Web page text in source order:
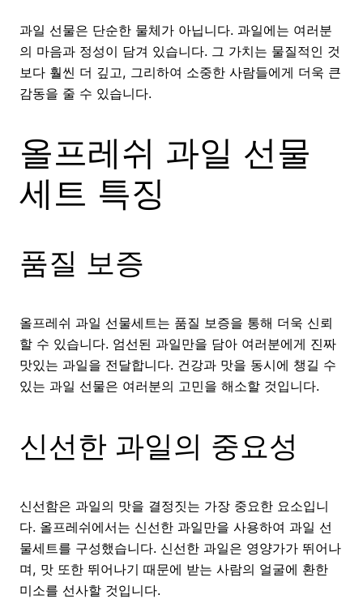
과일 선물은 단순한 물체가 아닙니다. 과일에는 여러분
의 마음과 정성이 담겨 있습니다. 그 가치는 물질적인 것
보다 훨씬 더 깊고, 그리하여 소중한 사람들에게 더욱 큰
감동을 줄 수 있습니다.
올프레쉬 과일 선물
세트 특징
품질 보증
올프레쉬 과일 선물세트는 품질 보증을 통해 더욱 신뢰
할 수 있습니다. 엄선된 과일만을 담아 여러분에게 진짜
맛있는 과일을 전달합니다. 건강과 맛을 동시에 챙길 수
있는 과일 선물은 여러분의 고민을 해소할 것입니다.
신선한 과일의 중요성
신선함은 과일의 맛을 결정짓는 가장 중요한 요소입니
다. 올프레쉬에서는 신선한 과일만을 사용하여 과일 선
물세트를 구성했습니다. 신선한 과일은 영양가가 뛰어나
며, 맛 또한 뛰어나기 때문에 받는 사람의 얼굴에 환한
미소를 선사할 것입니다.